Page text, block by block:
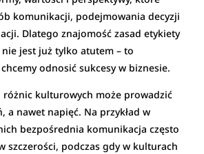
komunikacji, podejmowania decyzji
Dlatego znajomość zasad etykiety
jest już tylko atutem – to
odnosić sukcesy w biznesie.
różnic kulturowych może prowadzić
a nawet napięć. Na przykład w
bezpośrednia komunikacja często
szczerości, podczas gdy w kulturach